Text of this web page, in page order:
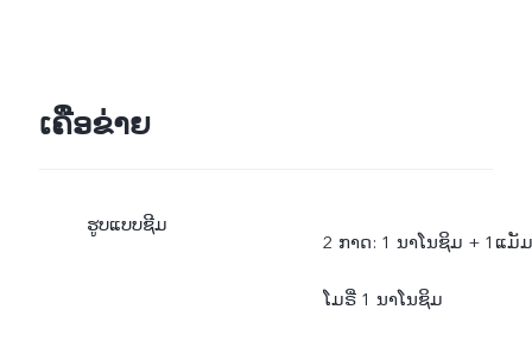
ເຄືອຂ່າຍ
ຮູບແບບຊີມ
2 ກາດ: 1 ນາໂນຊິມ + 1ແມັມ
ໂມຣີ່ 1 ນາໂນຊິມ